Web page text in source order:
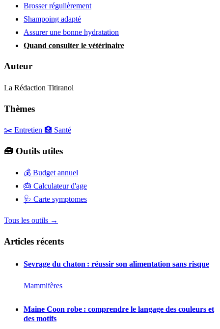
Brosser régulièrement
Shampoing adapté
Assurer une bonne hydratation
Quand consulter le vétérinaire
Auteur
La Rédaction Titiranol
Thèmes
✂️ Entretien 🏥 Santé
🧰 Outils utiles
💰 Budget annuel
🎂 Calculateur d'age
🩺 Carte symptomes
Tous les outils →
Articles récents
Sevrage du chaton : réussir son alimentation sans risque
Mammifères
Maine Coon robe : comprendre le langage des couleurs et
des motifs